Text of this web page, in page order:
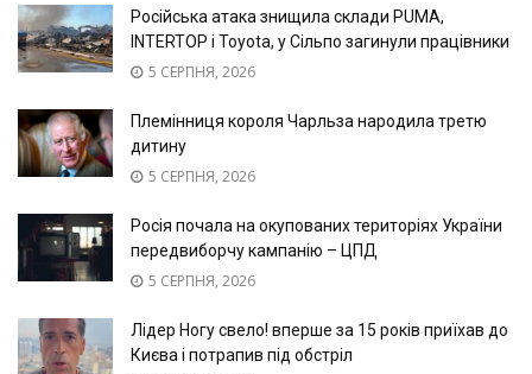
Російська атака знищила склади PUMA,
INTERTOP і Toyota, у Сільпо загинули працівники
5 СЕРПНЯ, 2026
Племінниця короля Чарльза народила третю
дитину
5 СЕРПНЯ, 2026
Росія почала на окупованих територіях України
передвиборчу кампанію – ЦПД
5 СЕРПНЯ, 2026
Лідер Ногу свело! вперше за 15 років приїхав до
Києва і потрапив під обстріл